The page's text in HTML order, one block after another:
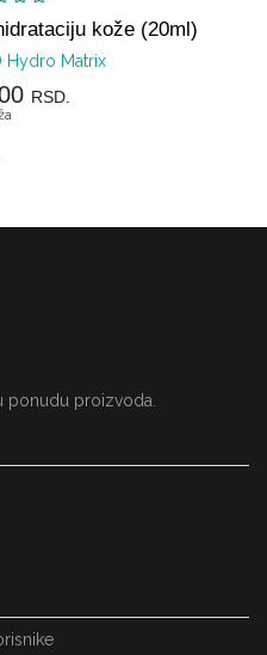
kože (20ml)
Hydro Matrix
RSD.
ponudu proizvoda.